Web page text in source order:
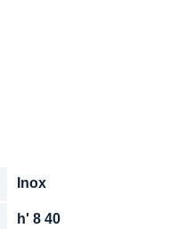
Inox
h' 8 40